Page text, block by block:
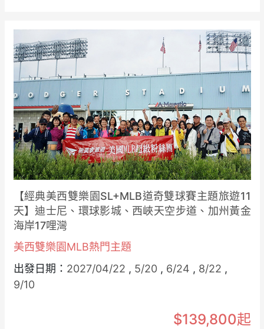
【經典美西雙樂園SL+MLB道奇雙球賽主題旅遊11
天】迪士尼、環球影城、西峽天空步道、加州黃金
海岸17哩灣
美西雙樂園MLB熱門主題
出發日期： 2027/04/22 , 5/20, 6/24 , 8/22 ,
9/10
$139,800起